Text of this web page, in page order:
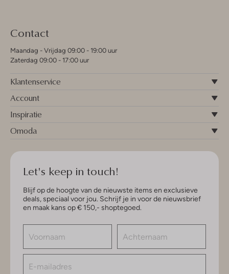
Contact
Maandag - Vrijdag 09:00 - 19:00 uur
Zaterdag 09:00 - 17:00 uur
Klantenservice
Account
Inspiratie
Omoda
Let's keep in touch!
Blijf op de hoogte van de nieuwste items en exclusieve
deals, speciaal voor jou. Schrijf je in voor de nieuwsbrief
en maak kans op € 150,- shoptegoed.